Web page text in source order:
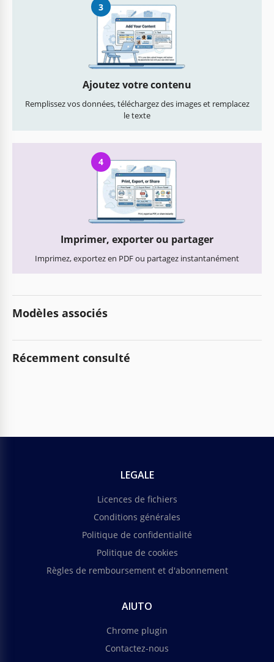
3
Ajoutez votre contenu
Remplissez vos données, téléchargez des images et remplacez
le texte
4
Imprimer, exporter ou partager
Imprimez, exportez en PDF ou partagez instantanément
Modèles associés
Récemment consulté
LEGALE
Licences de fichiers
Conditions générales
Politique de confidentialité
Politique de cookies
Règles de remboursement et d'abonnement
AIUTO
Chrome plugin
Contactez-nous